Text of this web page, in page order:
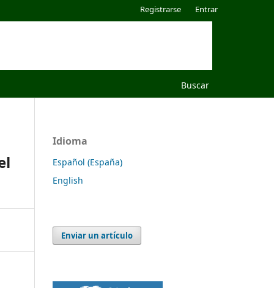
Buscar
Registrarse Entrar
Idioma
Español (España)
English
Enviar un artículo